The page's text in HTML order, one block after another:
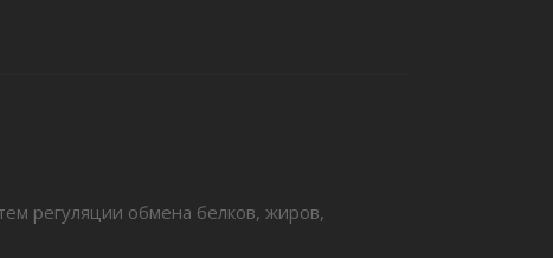
регуляции обмена белков, жиров,